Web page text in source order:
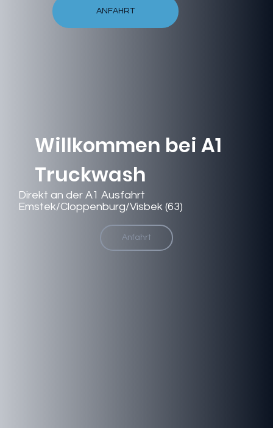
Willkommen bei A1
Truckwash
Direkt an der A1 Ausfahrt
Emstek/Cloppenburg/Visbek (63)
Anfahrt
ANFAHRT